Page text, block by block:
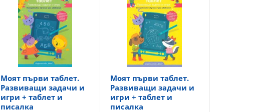
Моят първи таблет.
Развиващи задачи и
игри + таблет и
писалка
Моят първи таблет.
Развиващи задачи и
игри + таблет и
писалка